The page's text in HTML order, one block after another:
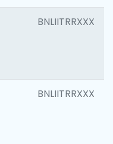
BNLIITRRXXX
BNLIITRRXXX